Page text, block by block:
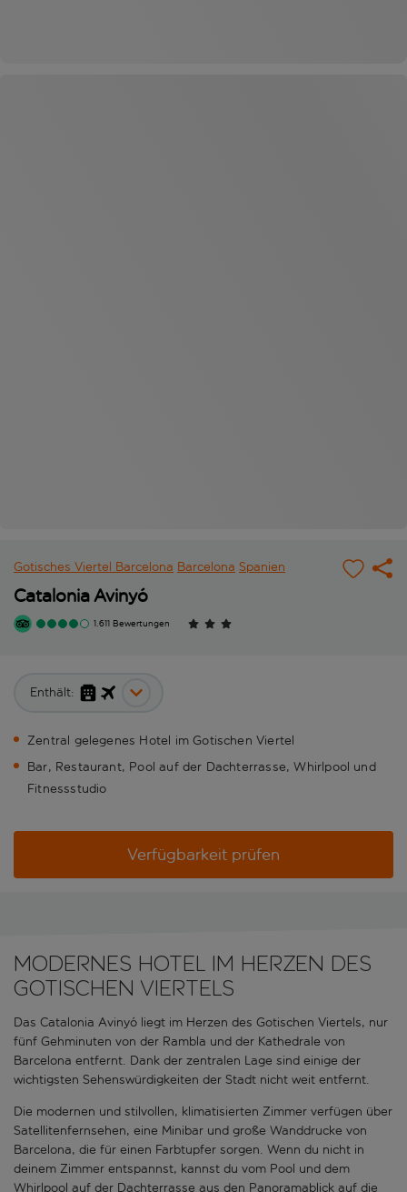
Gotisches Viertel Barcelona Barcelona Spanien
Catalonia Avinyó
1.611 Bewertungen
Enthält:
Zentral gelegenes Hotel im Gotischen Viertel
Bar, Restaurant, Pool auf der Dachterrasse, Whirlpool und
Fitnessstudio
Verfügbarkeit prüfen
Modernes Hotel im Herzen des
Gotischen Viertels
Das Catalonia Avinyó liegt im Herzen des Gotischen Viertels, nur
fünf Gehminuten von der Rambla und der Kathedrale von
Barcelona entfernt. Dank der zentralen Lage sind einige der
wichtigsten Sehenswürdigkeiten der Stadt nicht weit entfernt.
Die modernen und stilvollen, klimatisierten Zimmer verfügen über
Satellitenfernsehen, eine Minibar und große Wanddrucke von
Barcelona, die für einen Farbtupfer sorgen. Wenn du nicht in
deinem Zimmer entspannst, kannst du vom Pool und dem
Whirlpool auf der Dachterrasse aus den Panoramablick auf die